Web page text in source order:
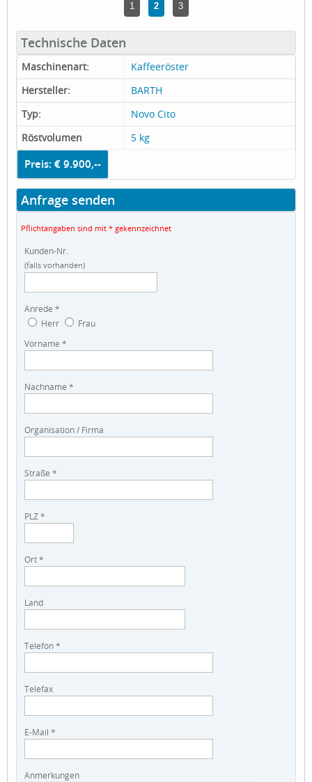
1 2 3
Technische Daten
Maschinenart:
Kaffeeröster
Hersteller:
BARTH
Typ:
Novo Cito
Röstvolumen
5 kg
Preis: € 9.900,--
Anfrage senden
Pflichtangaben sind mit * gekennzeichnet
Kunden-Nr.
(falls vorhanden)
Anrede *
Herr
Frau
Vorname *
Nachname *
Organisation / Firma
Straße *
PLZ *
Ort *
Land
Telefon *
Telefax
E-Mail *
Anmerkungen